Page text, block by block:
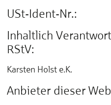
USt-Ident-Nr.:
Inhaltlich
RStV:
Karsten Holst e.K.
Anbieter dieser